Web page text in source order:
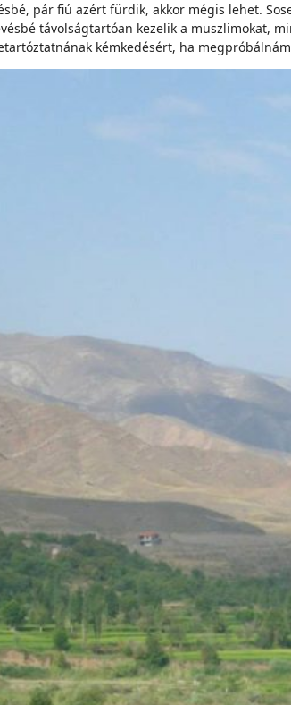
pár fiú azért fürdik, akkor mégis lehet.
távolságtartóan kezelik a muszlimokat,
kémkedésért, ha